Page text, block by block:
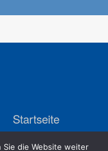
Startseite
Sie die Website weiter